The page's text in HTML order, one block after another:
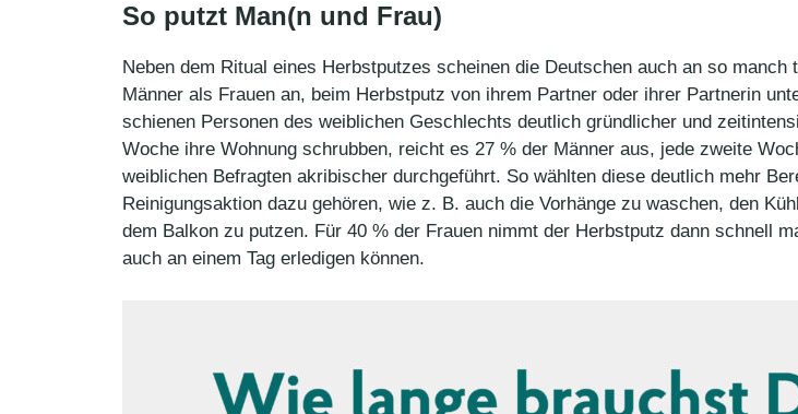
So putzt Man(n und Frau)
Neben dem Ritual eines Herbstputzes scheinen die Deutschen auch an so
Männer als Frauen an, beim Herbstputz von ihrem Partner oder ihrer Partnerin
schienen Personen des weiblichen Geschlechts deutlich gründlicher und
Woche ihre Wohnung schrubben, reicht es 27 % der Männer aus, jede zweite
weiblichen Befragten akribischer durchgeführt. So wählten diese deutlich mehr
Reinigungsaktion dazu gehören, wie z. B. auch die Vorhänge zu waschen, den
dem Balkon zu putzen. Für 40 % der Frauen nimmt der Herbstputz dann schnell
auch an einem Tag erledigen können.